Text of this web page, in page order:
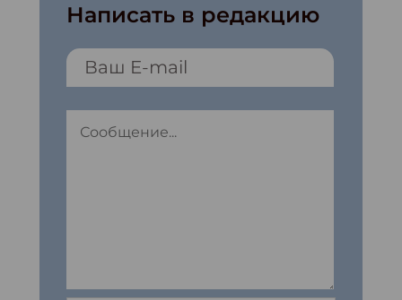
Написать в редакцию